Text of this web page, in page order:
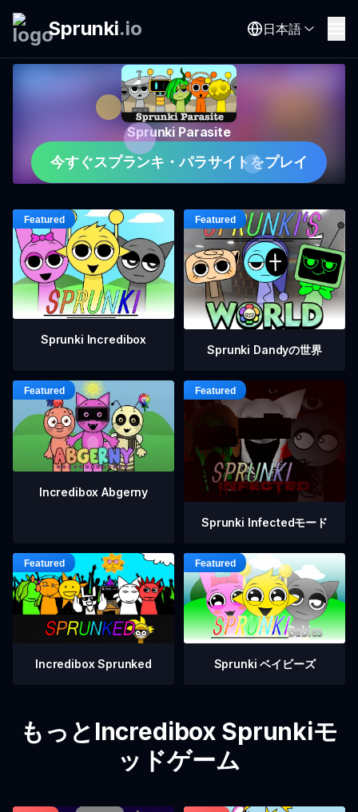
Sprunki.io 日本語
Sprunki Parasite
今すぐスプランキ・パラサイトをプレイ
Sprunki Incredibox
Sprunki Dandyの世界
Incredibox Abgerny
Sprunki Infectedモード
Incredibox Sprunked Sprunki ベイビーズ
もっとIncredibox Sprunkiモ
ッドゲーム